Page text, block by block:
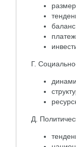
Г.
Д.